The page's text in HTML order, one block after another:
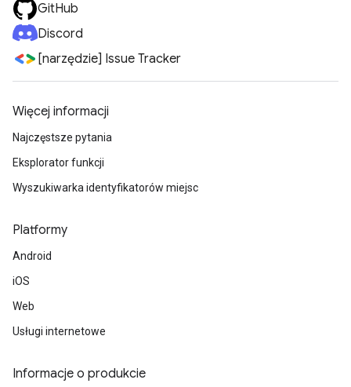
GitHub
Discord
[narzędzie] Issue Tracker
Więcej informacji
Najczęstsze pytania
Eksplorator funkcji
Wyszukiwarka identyfikatorów miejsc
Platformy
Android
iOS
Web
Usługi internetowe
Informacje o produkcie